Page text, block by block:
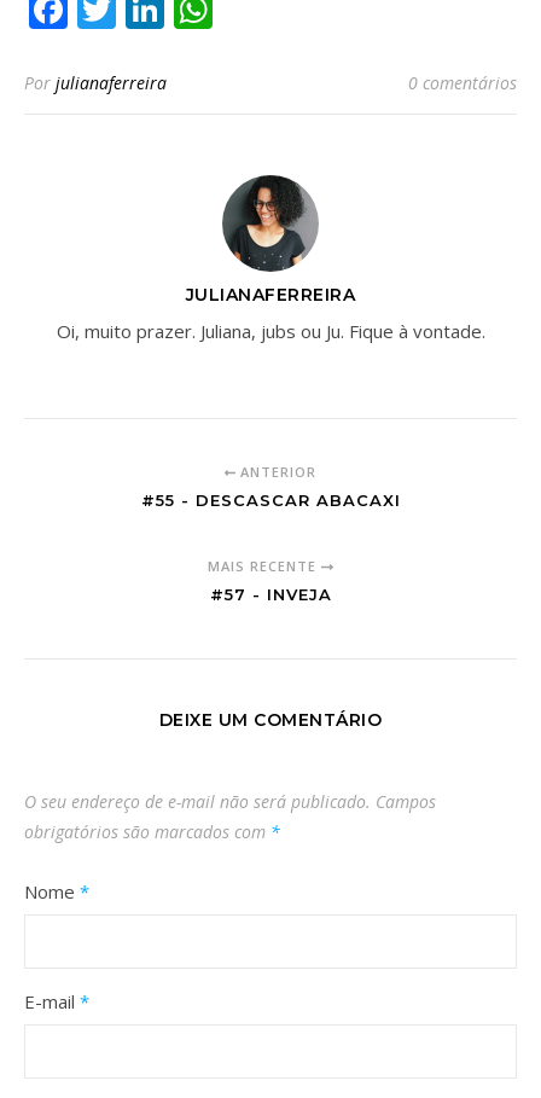
Por julianaferreira 0 comentários
JULIANAFERREIRA
Oi, muito prazer. Juliana, jubs ou Ju. Fique à vontade.
ANTERIOR
#55 - DESCASCAR ABACAXI
MAIS RECENTE
#57 - INVEJA
DEIXE UM COMENTÁRIO
O seu endereço de e-mail não será publicado. Campos
obrigatórios são marcados com *
Nome *
E-mail *